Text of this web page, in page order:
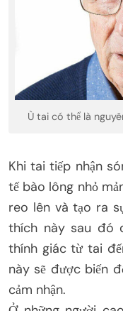
Ù tai có thể là
Khi tai tiếp nhận
tế bào lông nhỏ
reo lên và tạo ra
thích này sau đó
thính giác từ tai
này sẽ được biến
cảm nhận.